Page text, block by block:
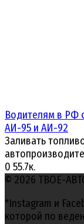
Водителям в РФ
АИ-95 и АИ-92
Заливать
0 55.7к.
© 2026 ТВОЕ-
*Instagram и
которой по